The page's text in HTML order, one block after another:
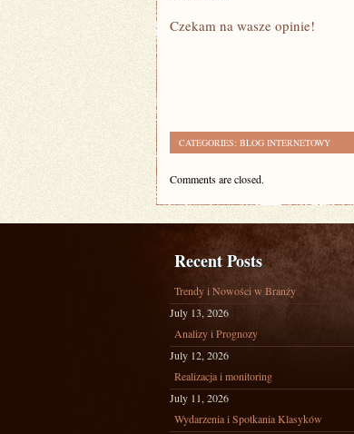
Czekam na wasze opinie!
CATEGORIES: BLOG INTERNETOWY
Comments are closed.
Recent Posts
Trendy i Nowości w Branży
July 13, 2026
Analizy i Prognozy
July 12, 2026
Realizacja i monitoring
July 11, 2026
Wydarzenia i Spotkania Klasyków